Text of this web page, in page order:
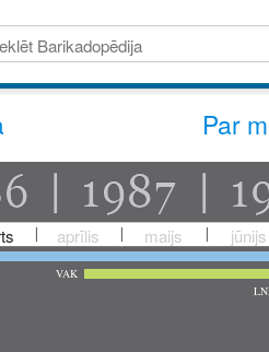
Par
aprīlis maijs jūnijs
VAK